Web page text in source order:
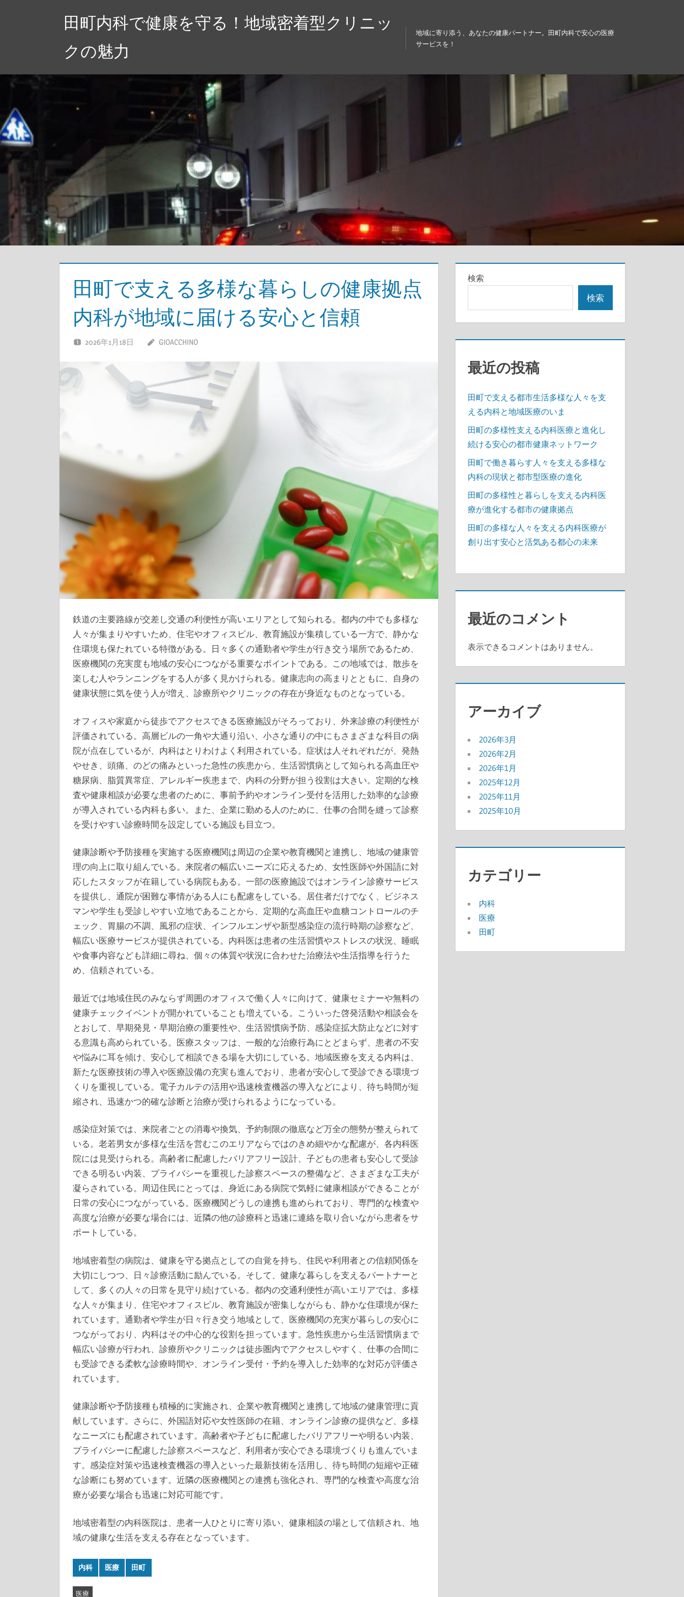
ッ
プ
田町内科で健康を守る！地域密着型クリニッ
クの魅力
地域に寄り添う、あなたの健康パートナー。田町内科で安心の医療
サービスを！
田町で支える多様な暮らしの健康拠点
内科が地域に届ける安心と信頼
2026年1月18日 GIOACCHINO
鉄道の主要路線が交差し交通の利便性が高いエリアとして知られる。 都内の中でも多様な
人々が集まりやすいため、住宅やオフィスビル、教育施設が集積している一方で、静かな
住環境も保たれている特徴がある。日々多くの通勤者や学生が行き交う場所であるため、
医療機関の充実度も地域の安心につながる重要なポイントである。この地域では、散歩を
楽しむ人やランニングをする人が多く見かけられる。健康志向の高まりとともに、自身の
健康状態に気を使う人が増え、診療所やクリニックの存在が身近なものとなっている。
オフィスや家庭から徒歩でアクセスできる医療施設がそろっており、外来診療の利便性が
評価されている。高層ビルの一角や大通り沿い、小さな通りの中にもさまざまな科目の病
院が点在しているが、内科はとりわけよく利用されている。症状は人それぞれだが、発熱
やせき、頭痛、のどの痛みといった急性の疾患から、生活習慣病として知られる高血圧や
糖尿病、脂質異常症、アレルギー疾患まで、内科の分野が担う役割は大きい。定期的な検
査や健康相談が必要な患者のために、事前予約やオンライン受付を活用した効率的な診療
が導入されている内科も多い。また、企業に勤める人のために、仕事の合間を縫って診察
を受けやすい診療時間を設定している施設も目立つ。
健康診断や予防接種を実施する医療機関は周辺の企業や教育機関と連携し、地域の健康管
理の向上に取り組んでいる。来院者の幅広いニーズに応えるため、女性医師や外国語に対
応したスタッフが在籍している病院もある。一部の医療施設ではオンライン診療サービス
を提供し、通院が困難な事情がある人にも配慮をしている。居住者だけでなく、ビジネス
マンや学生も受診しやすい立地であることから、定期的な高血圧や血糖コントロールのチ
ェック、胃腸の不調、風邪の症状、インフルエンザや新型感染症の流行時期の診察など、
幅広い医療サービスが提供されている。内科医は患者の生活習慣やストレスの状況、睡眠
や食事内容なども詳細に尋ね、個々の体質や状況に合わせた治療法や生活指導を行うた
め、信頼されている。
最近では地域住民のみならず周囲のオフィスで働く人々に向けて、健康セミナーや無料の
健康チェックイベントが開かれていることも増えている。こういった啓発活動や相談会を
とおして、早期発見・早期治療の重要性や、生活習慣病予防、感染症拡大防止などに対す
る意識も高められている。医療スタッフは、一般的な治療行為にとどまらず、患者の不安
や悩みに耳を傾け、安心して相談できる場を大切にしている。地域医療を支える内科は、
新たな医療技術の導入や医療設備の充実も進んでおり、患者が安心して受診できる環境づ
くりを重視している。電子カルテの活用や迅速検査機器の導入などにより、待ち時間が短
縮され、迅速かつ的確な診断と治療が受けられるようになっている。
感染症対策では、来院者ごとの消毒や換気、予約制限の徹底など万全の態勢が整えられて
いる。老若男女が多様な生活を営むこのエリアならではのきめ細やかな配慮が、各内科医
院には見受けられる。高齢者に配慮したバリアフリー設計、子どもの患者も安心して受診
できる明るい内装、プライバシーを重視した診察スペースの整備など、さまざまな工夫が
凝らされている。周辺住民にとっては、身近にある病院で気軽に健康相談ができることが
日常の安心につながっている。医療機関どうしの連携も進められており、専門的な検査や
高度な治療が必要な場合には、近隣の他の診療科と迅速に連絡を取り合いながら患者をサ
ポートしている。
地域密着型の病院は、健康を守る拠点としての自覚を持ち、住民や利用者との信頼関係を
大切にしつつ、日々診療活動に励んでいる。そして、健康な暮らしを支えるパートナーと
して、多くの人々の日常を見守り続けている。都内の交通利便性が高いエリアでは、多様
な人々が集まり、住宅やオフィスビル、教育施設が密集しながらも、静かな住環境が保た
れています。通勤者や学生が日々行き交う地域として、医療機関の充実が暮らしの安心に
つながっており、内科はその中心的な役割を担っています。急性疾患から生活習慣病まで
幅広い診療が行われ、診療所やクリニックは徒歩圏内でアクセスしやすく、仕事の合間に
も受診できる柔軟な診療時間や、オンライン受付・予約を導入した効率的な対応が評価さ
れています。
健康診断や予防接種も積極的に実施され、企業や教育機関と連携して地域の健康管理に貢
献しています。さらに、外国語対応や女性医師の在籍、オンライン診療の提供など、多様
なニーズにも配慮されています。高齢者や子どもに配慮したバリアフリーや明るい内装、
プライバシーに配慮した診察スペースなど、利用者が安心できる環境づくりも進んでいま
す。感染症対策や迅速検査機器の導入といった最新技術を活用し、待ち時間の短縮や正確
な診断にも努めています。近隣の医療機関との連携も強化され、専門的な検査や高度な治
療が必要な場合も迅速に対応可能です。
地域密着型の内科医院は、患者一人ひとりに寄り添い、健康相談の場として信頼され、地
域の健康な生活を支える存在となっています。
内科 医療 田町
医療
検索
検索
最近の投稿
田町で支える都市生活多様な人々を支
える内科と地域医療のいま
田町の多様性支える内科医療と進化し
続ける安心の都市健康ネットワーク
田町で働き暮らす人々を支える多様な
内科の現状と都市型医療の進化
田町の多様性と暮らしを支える内科医
療が進化する都市の健康拠点
田町の多様な人々を支える内科医療が
創り出す安心と活気ある都心の未来
最近のコメント
表示できるコメントはありません。
アーカイブ
2026年3月
2026年2月
2026年1月
2025年12月
2025年11月
2025年10月
カテゴリー
内科
医療
田町